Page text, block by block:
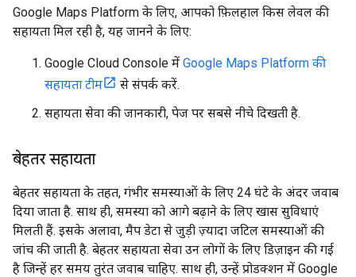
Google Maps Platform के लिए, आपको फ़िलहाल किस लेवल की
सहायता मिल रही है, यह जानने के लिए:
Google Cloud Console में Google Maps Platform की
सहायता टीम
से संपर्क करें.
सहायता सेवा की जानकारी, पेज पर सबसे नीचे दिखती है.
बेहतर सहायता
बेहतर सहायता के तहत, गंभीर समस्याओं के लिए 24 घंटे के अंदर जवाब
दिया जाता है. साथ ही, समस्या को आगे बढ़ाने के लिए खास सुविधाएं
मिलती हैं. इसके अलावा, मैप डेटा से जुड़ी ज़्यादा जटिल समस्याओं की
जांच की जाती है. बेहतर सहायता सेवा उन लोगों के लिए डिज़ाइन की गई
है जिन्हें हर समय तुरंत जवाब चाहिए. साथ ही, उन्हें प्रोडक्शन में Google